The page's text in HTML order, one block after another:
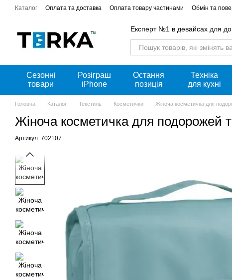
Перейти к основному контенту
Каталог Оплата та доставка Оплата товару частинами Обмін та
Експерт №1 в девайсах для
Сезонні
товари
Розіграш
iPhone
Остання
позиція
Техніка
для кухні
Головна Каталог Текстиль Косметички Жіноча косметичка для
Жіноча косметичка для подорожей
Артикул: 702107